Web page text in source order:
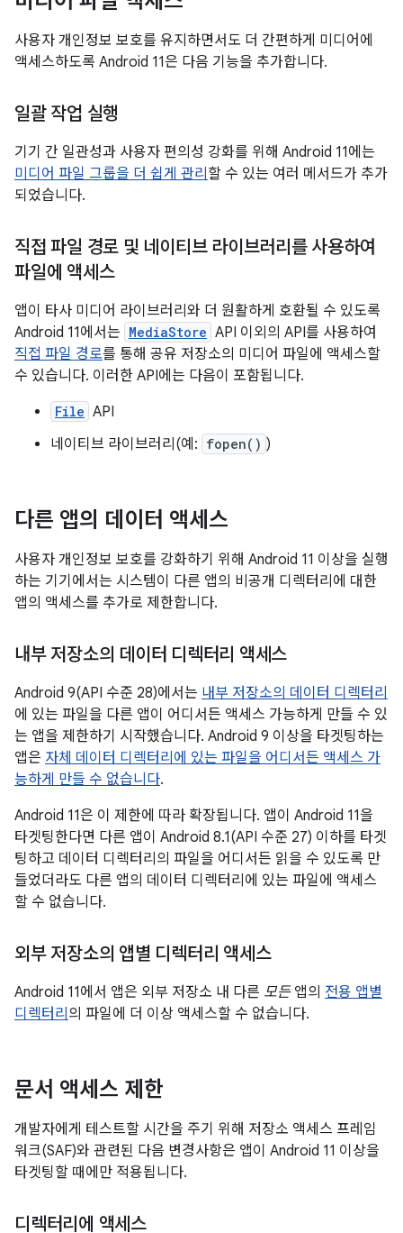
사용자 개인정보 보호를 유지하면서도 더 간편하게 미디어에
액세스하도록 Android 11은 다음 기능을 추가합니다.
일괄 작업 실행
기기 간 일관성과 사용자 편의성 강화를 위해 Android 11에는
미디어 파일 그룹을 더 쉽게 관리 할 수 있는 여러 메서드가 추가
되었습니다.
직접 파일 경로 및 네이티브 라이브러리를 사용하여
파일에 액세스
앱이 타사 미디어 라이브러리와 더 원활하게 호환될 수 있도록
Android 11에서는 MediaStore API 이외의 API를 사용하여
직접 파일 경로를 통해 공유 저장소의 미디어 파일에 액세스할
수 있습니다. 이러한 API에는 다음이 포함됩니다.
File API
네이티브 라이브러리(예: fopen() )
다른 앱의 데이터 액세스
사용자 개인정보 보호를 강화하기 위해 Android 11 이상을 실행
하는 기기에서는 시스템이 다른 앱의 비공개 디렉터리에 대한
앱의 액세스를 추가로 제한합니다.
내부 저장소의 데이터 디렉터리 액세스
Android 9(API 수준 28)에서는 내부 저장소의 데이터 디렉터리
에 있는 파일을 다른 앱이 어디서든 액세스 가능하게 만들 수 있
는 앱을 제한하기 시작했습니다. Android 9 이상을 타겟팅하는
앱은 자체 데이터 디렉터리에 있는 파일을 어디서든 액세스 가
능하게 만들 수 없습니다.
Android 11은 이 제한에 따라 확장됩니다. 앱이 Android 11을
타겟팅한다면 다른 앱이 Android 8.1(API 수준 27) 이하를 타겟
팅하고 데이터 디렉터리의 파일을 어디서든 읽을 수 있도록 만
들었더라도 다른 앱의 데이터 디렉터리에 있는 파일에 액세스
할 수 없습니다.
외부 저장소의 앱별 디렉터리 액세스
Android 11에서 앱은 외부 저장소 내 다른 모든앱의 전용 앱별
디렉터리 의 파일에 더 이상 액세스할 수 없습니다.
문서 액세스 제한
개발자에게 테스트할 시간을 주기 위해 저장소 액세스 프레임
워크(SAF)와 관련된 다음 변경사항은 앱이 Android 11 이상을
타겟팅할 때에만 적용됩니다.
디렉터리에 액세스